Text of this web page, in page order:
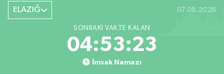
ELAZIĞ 07.08.2026
SONRAKI VAKTE KALAN
04:53:23
İmsak Namazı